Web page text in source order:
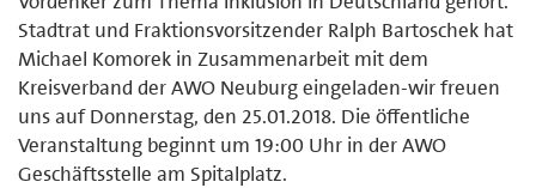
Stadtrat und Fraktionsvorsitzender Ralph Bartoschek hat
Michael Komorek in Zusammenarbeit mit dem
Kreisverband der AWO Neuburg eingeladen-wir freuen
uns auf Donnerstag, den 25.01.2018. Die öffentliche
Veranstaltung beginnt um 19:00 Uhr in der AWO
Geschäftsstelle am Spitalplatz.